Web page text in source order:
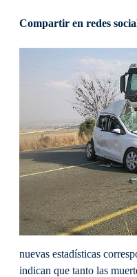
Compartir en redes
nuevas estadísticas
indican que tanto las